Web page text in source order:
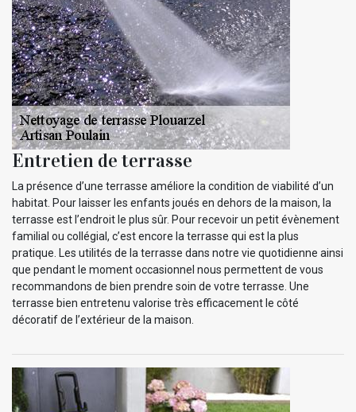
Entretien de terrasse
La présence d’une terrasse améliore la condition de viabilité d’un
habitat. Pour laisser les enfants joués en dehors de la maison, la
terrasse est l’endroit le plus sûr. Pour recevoir un petit évènement
familial ou collégial, c’est encore la terrasse qui est la plus
pratique. Les utilités de la terrasse dans notre vie quotidienne ainsi
que pendant le moment occasionnel nous permettent de vous
recommandons de bien prendre soin de votre terrasse. Une
terrasse bien entretenu valorise très efficacement le côté
décoratif de l’extérieur de la maison.